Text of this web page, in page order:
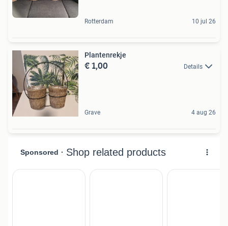
Rotterdam 10 jul 26
Plantenrekje
€ 1,00 Details
Grave 4 aug 26